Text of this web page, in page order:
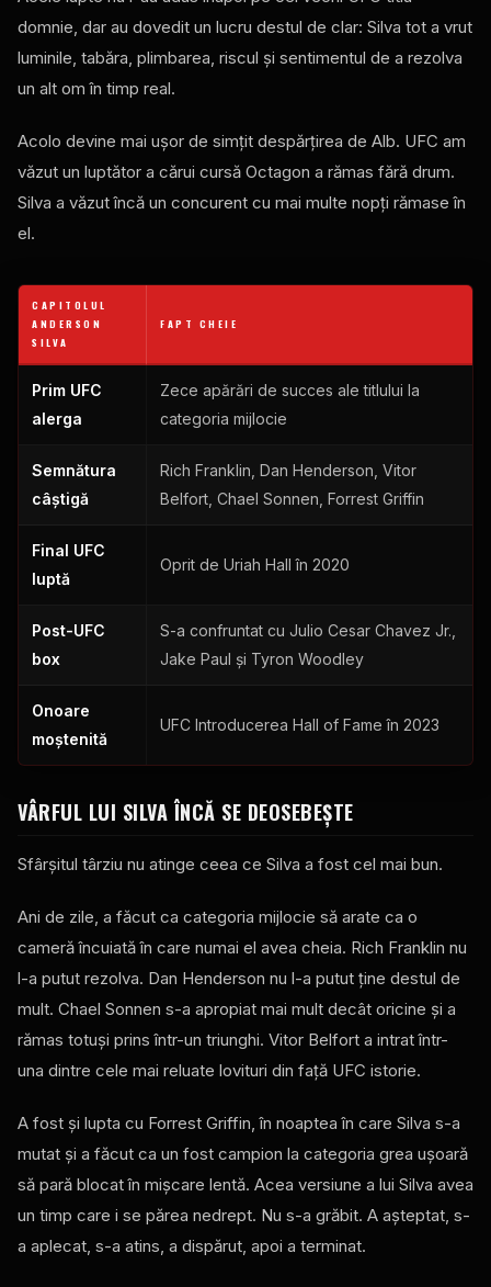
domnie, dar au dovedit un lucru destul de clar: Silva tot a vrut
luminile, tabăra, plimbarea, riscul și sentimentul de a rezolva
un alt om în timp real.
Acolo devine mai ușor de simțit despărțirea de Alb. UFC am
văzut un luptător a cărui cursă Octagon a rămas fără drum.
Silva a văzut încă un concurent cu mai multe nopți rămase în
el.
CAPITOLUL
ANDERSON
SILVA
FAPT CHEIE
Prim UFC
alerga
Zece apărări de succes ale titlului la
categoria mijlocie
Semnătura
câștigă
Rich Franklin, Dan Henderson, Vitor
Belfort, Chael Sonnen, Forrest Griffin
Final UFC
luptă
Oprit de Uriah Hall în 2020
Post-UFC
box
S-a confruntat cu Julio Cesar Chavez Jr.,
Jake Paul și Tyron Woodley
Onoare
moștenită
UFC Introducerea Hall of Fame în 2023
VÂRFUL LUI SILVA ÎNCĂ SE DEOSEBEȘTE
Sfârșitul târziu nu atinge ceea ce Silva a fost cel mai bun.
Ani de zile, a făcut ca categoria mijlocie să arate ca o
cameră încuiată în care numai el avea cheia. Rich Franklin nu
l-a putut rezolva. Dan Henderson nu l-a putut ţine destul de
mult. Chael Sonnen s-a apropiat mai mult decât oricine şi a
rămas totuşi prins într-un triunghi. Vitor Belfort a intrat într-
una dintre cele mai reluate lovituri din faţă UFC istorie.
A fost și lupta cu Forrest Griffin, în noaptea în care Silva s-a
mutat și a făcut ca un fost campion la categoria grea ușoară
să pară blocat în mișcare lentă. Acea versiune a lui Silva avea
un timp care i se părea nedrept. Nu s-a grăbit. A așteptat, s-
a aplecat, s-a atins, a dispărut, apoi a terminat.